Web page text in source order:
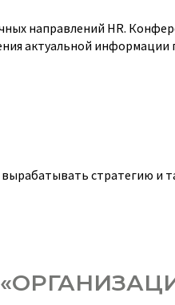
направлений HR.
актуальной информации
стратегию и